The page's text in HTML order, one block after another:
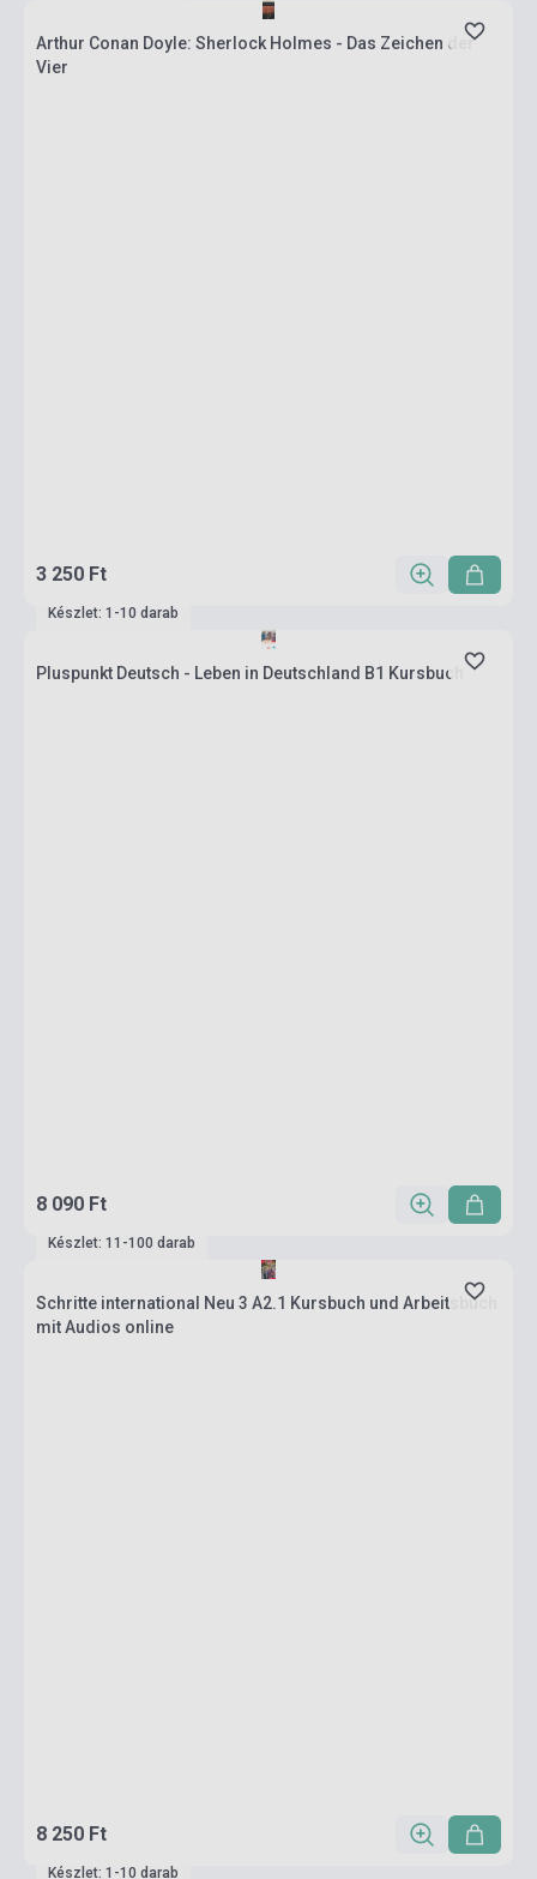
Arthur Conan Doyle: Sherlock Holmes - Das Zeichen der
Vier
3 250 Ft
Készlet: 1-10 darab
Pluspunkt Deutsch - Leben in Deutschland B1 Kursbuch
8 090 Ft
Készlet: 11-100 darab
Schritte international Neu 3 A2.1 Kursbuch und Arbeitsbuch
mit Audios online
8 250 Ft
Készlet: 1-10 darab